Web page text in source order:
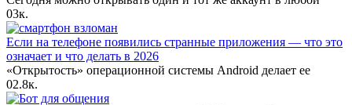
03к.
Если на телефоне появились странные приложения — что это
означает и что делать в 2026
«Открытость» операционной системы Android делает ее
02.8к.